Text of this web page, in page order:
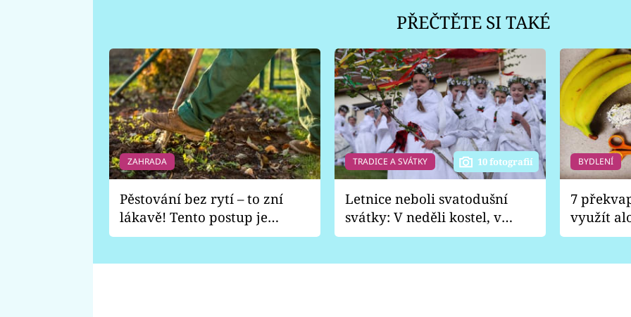
PŘEČTĚTE SI TAKÉ
ZAHRADA
Pěstování bez rytí – to zní
lákavě! Tento postup je
vhodný jen pro některé
TRADICE A SVÁTKY 10 fotografií
Letnice neboli svatodušní
svátky: V neděli kostel, v
pondělí zábava
BYDLENÍ
7
využít